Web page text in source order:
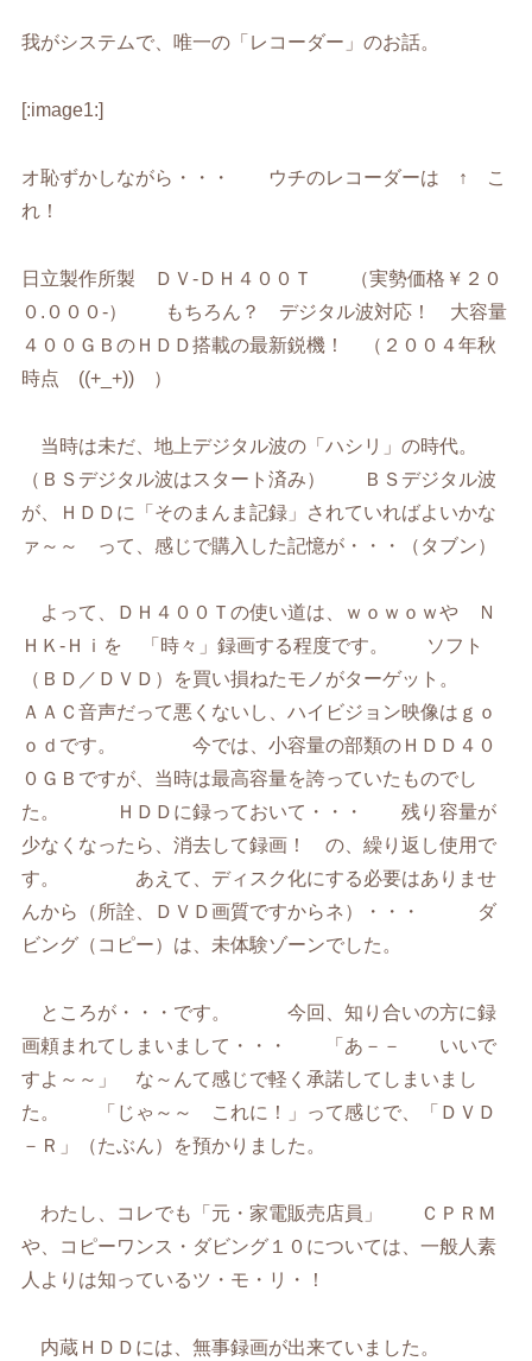
我がシステムで、唯一の「レコーダー」のお話。
[:image1:]
オ恥ずかしながら・・・ ウチのレコーダーは ↑ こ
れ！
日立製作所製 ＤＶ-ＤＨ４００Ｔ （実勢価格￥２０
０.０００-） もちろん？ デジタル波対応！ 大容量
４００ＧＢのＨＤＤ搭載の最新鋭機！ （２００４年秋
時点 ((+_+)) ）
当時は未だ、地上デジタル波の「ハシリ」の時代。
（ＢＳデジタル波はスタート済み） ＢＳデジタル波
が、ＨＤＤに「そのまんま記録」されていればよいかな
ァ～～ って、感じで購入した記憶が・・・（タブン）
よって、ＤＨ４００Ｔの使い道は、ｗｏｗｏｗや Ｎ
ＨＫ-Ｈｉを 「時々」録画する程度です。 ソフト
（ＢＤ／ＤＶＤ）を買い損ねたモノがターゲット。
ＡＡＣ音声だって悪くないし、ハイビジョン映像はｇｏ
ｏｄです。 今では、小容量の部類のＨＤＤ４０
０ＧＢですが、当時は最高容量を誇っていたものでし
た。 ＨＤＤに録っておいて・・・ 残り容量が
少なくなったら、消去して録画！ の、繰り返し使用で
す。 あえて、ディスク化にする必要はありませ
んから（所詮、ＤＶＤ画質ですからネ）・・・ ダ
ビング（コピー）は、未体験ゾーンでした。
ところが・・・です。 今回、知り合いの方に録
画頼まれてしまいまして・・・ 「あ－－ いいで
すよ～～」 な～んて感じで軽く承諾してしまいまし
た。 「じゃ～～ これに！」って感じで、「ＤＶＤ
－Ｒ」（たぶん）を預かりました。
わたし、コレでも「元・家電販売店員」 ＣＰＲＭ
や、コピーワンス・ダビング１０については、一般人素
人よりは知っているツ・モ・リ・！
内蔵ＨＤＤには、無事録画が出来ていました。